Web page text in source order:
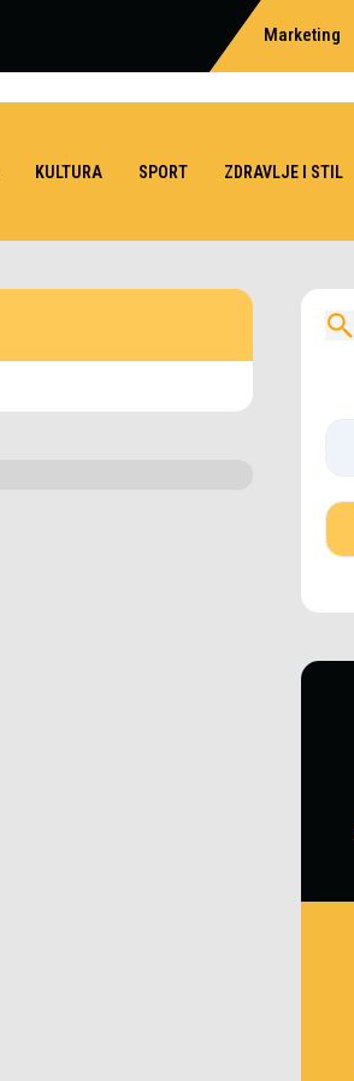
Marketing
KULTURA SPORT ZDRAVLJE I STIL